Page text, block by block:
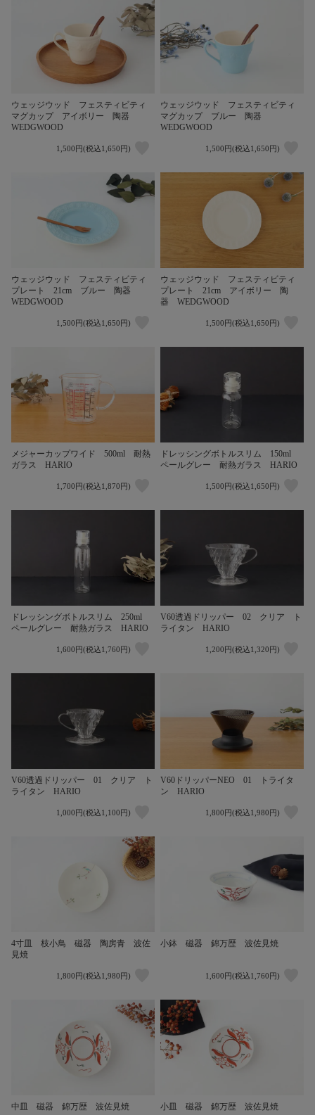
ウェッジウッド フェスティビティ
マグカップ アイボリー 陶器
WEDGWOOD
1,500円(税込1,650円)
ウェッジウッド フェスティビティ
マグカップ ブルー 陶器
WEDGWOOD
1,500円(税込1,650円)
ウェッジウッド フェスティビティ
プレート 21cm ブルー 陶器
WEDGWOOD
1,500円(税込1,650円)
ウェッジウッド フェスティビティ
プレート 21cm アイボリー 陶
器 WEDGWOOD
1,500円(税込1,650円)
メジャーカップワイド 500ml 耐熱
ガラス HARIO
1,700円(税込1,870円)
ドレッシングボトルスリム 150ml
ペールグレー 耐熱ガラス HARIO
1,500円(税込1,650円)
ドレッシングボトルスリム 250ml
ペールグレー 耐熱ガラス HARIO
1,600円(税込1,760円)
V60透過ドリッパー 02 クリア ト
ライタン HARIO
1,200円(税込1,320円)
V60透過ドリッパー 01 クリア ト
ライタン HARIO
1,000円(税込1,100円)
V60ドリッパーNEO 01 トライタ
ン HARIO
1,800円(税込1,980円)
4寸皿 枝小鳥 磁器 陶房青 波佐
見焼
1,800円(税込1,980円)
小鉢 磁器 錦万歴 波佐見焼
1,600円(税込1,760円)
中皿 磁器 錦万歴 波佐見焼 小皿 磁器 錦万歴 波佐見焼